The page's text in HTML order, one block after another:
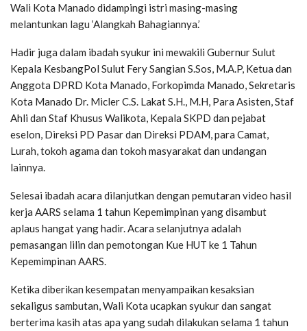
Wali Kota Manado didampingi istri masing-masing
melantunkan lagu ‘Alangkah Bahagiannya.’
Hadir juga dalam ibadah syukur ini mewakili Gubernur Sulut
Kepala KesbangPol Sulut Fery Sangian S.Sos, M.A.P, Ketua dan
Anggota DPRD Kota Manado, Forkopimda Manado, Sekretaris
Kota Manado Dr. Micler C.S. Lakat S.H., M.H, Para Asisten, Staf
Ahli dan Staf Khusus Walikota, Kepala SKPD dan pejabat
eselon, Direksi PD Pasar dan Direksi PDAM, para Camat,
Lurah, tokoh agama dan tokoh masyarakat dan undangan
lainnya.
Selesai ibadah acara dilanjutkan dengan pemutaran video hasil
kerja AARS selama 1 tahun Kepemimpinan yang disambut
aplaus hangat yang hadir. Acara selanjutnya adalah
pemasangan lilin dan pemotongan Kue HUT ke 1 Tahun
Kepemimpinan AARS.
Ketika diberikan kesempatan menyampaikan kesaksian
sekaligus sambutan, Wali Kota ucapkan syukur dan sangat
berterima kasih atas apa yang sudah dilakukan selama 1 tahun